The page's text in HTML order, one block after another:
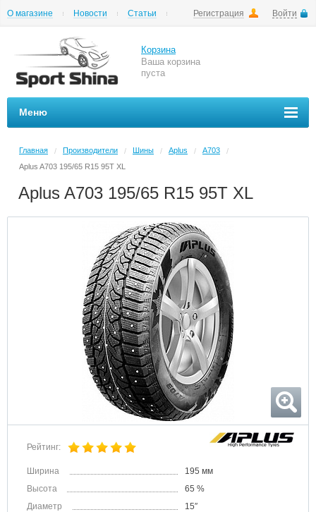
Регистрация Войти
О магазине Новости
Статьи
Корзина
Ваша корзина
пуста
Меню
Главная / Производители / Шины / Aplus / A703
/
Aplus A703 195/65 R15 95T XL
Aplus A703 195/65 R15 95T XL
Рейтинг:
Ширина
195 мм
Высота
65 %
Диаметр
15″